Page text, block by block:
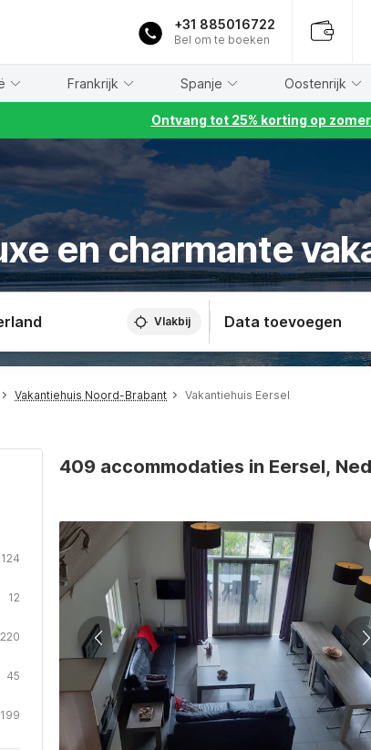
+31 885016722
Bel om te boeken
Frankrijk Spanje Oostenrijk
Ontvang tot 25% korting op
en charmante
Vlakbij Data toevoegen
Vakantiehuis Noord-Brabant Vakantiehuis Eersel
124
12
220
45
199
409 accommodaties in Eersel,